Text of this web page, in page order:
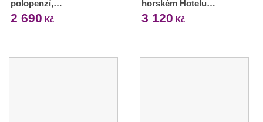
polopenzí,…
2 690 Kč
horském Hotelu…
3 120 Kč